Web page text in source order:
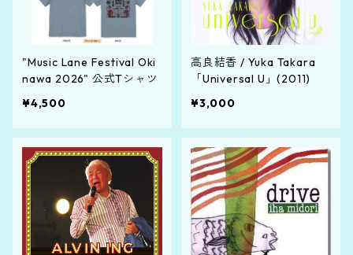
"Music Lane Festival Oki
nawa 2026" 公式Tシャツ
¥4,500
高良結香 / Yuka Takara
「Universal U」(2011)
¥3,000